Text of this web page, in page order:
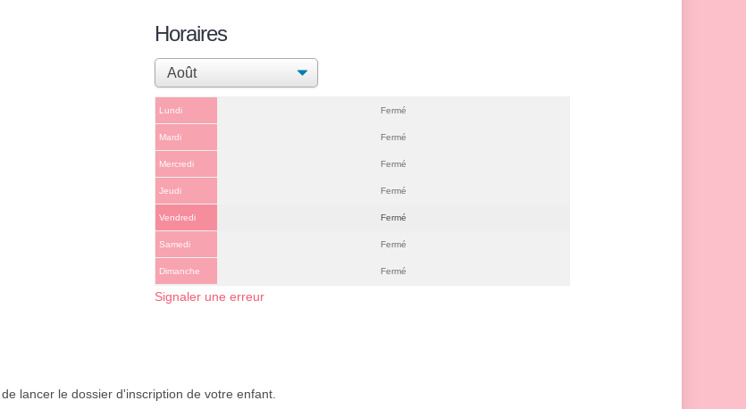
Horaires
Lundi Fermé
Mardi Fermé
Mercredi Fermé
Jeudi Fermé
Vendredi Fermé
Samedi Fermé
Dimanche Fermé
Signaler une erreur
lancer le dossier d'inscription de votre enfant.